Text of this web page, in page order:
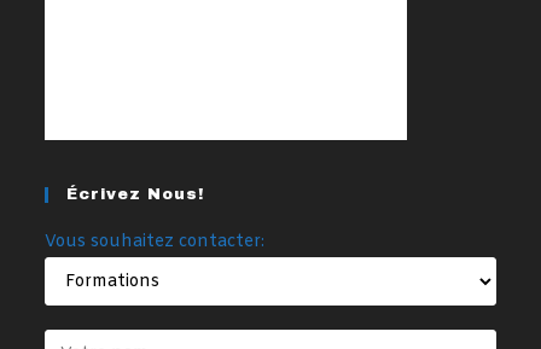
Écrivez Nous!
Vous souhaitez contacter: